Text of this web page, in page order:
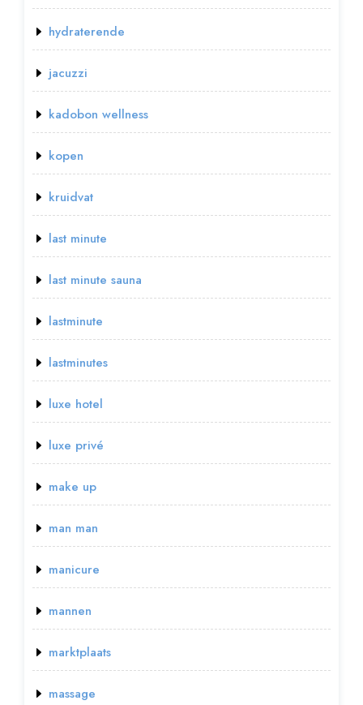
hydraterende
jacuzzi
kadobon wellness
kopen
kruidvat
last minute
last minute sauna
lastminute
lastminutes
luxe hotel
luxe privé
make up
man man
manicure
mannen
marktplaats
massage